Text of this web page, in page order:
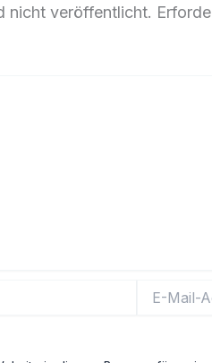
nicht veröffentlicht.
Mail-